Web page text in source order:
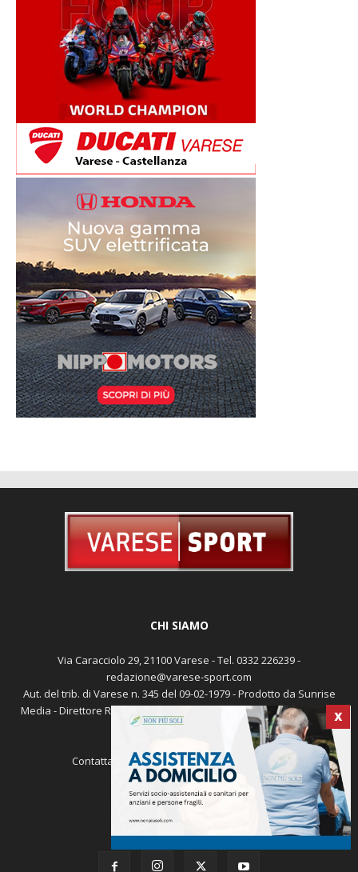
X
CHI SIAMO
Via Caracciolo 29, 21100 Varese - Tel. 0332 226239 -
redazione@varese-sport.com
Aut. del trib. di Varese n. 345 del 09-02-1979 - Prodotto da Sunrise
Media - Direttore Responsabile: Michele Marocco -Cookie policy
Pubblicità
Contattaci: redazione@varese-sport.com
SEGUICI